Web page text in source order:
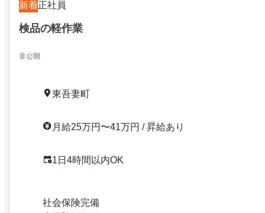
新着正社員
検品の軽作業
非公開
東吾妻町
月給25万円〜41万円 / 昇給あり
1日4時間以内OK
社会保険完備